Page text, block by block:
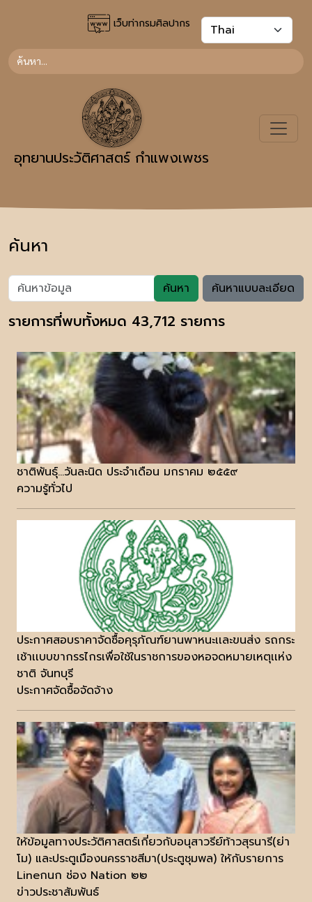
เว็บท่ากรมศิลปากร
อุทยานประวัติศาสตร์ กำแพงเพชร
ค้นหา
ค้นหา ค้นหาแบบละเอียด
รายการที่พบทั้งหมด 43,712 รายการ
ชาติพันธุ์...วันละนิด ประจำเดือน มกราคม ๒๕๕๙
ความรู้ทั่วไป
ประกาศสอบราคาจัดซื้อคุรุภัณฑ์ยานพาหนะเเละขนส่ง รถกระ
เช้าเเบบขากรรไกรเพื่อใช้ในราชการของหอจดหมายเหตุเเห่ง
ชาติ จันทบุรี
ประกาศจัดซื้อจัดจ้าง
ให้ข้อมูลทางประวัติศาสตร์เกี่ยวกับอนุสาวรีย์ท้าวสุรนารี(ย่า
โม) และประตูเมืองนครราชสีมา(ประตูชุมพล) ให้กับรายการ
Lineกนก ช่อง Nation ๒๒
ข่าวประชาสัมพันธ์